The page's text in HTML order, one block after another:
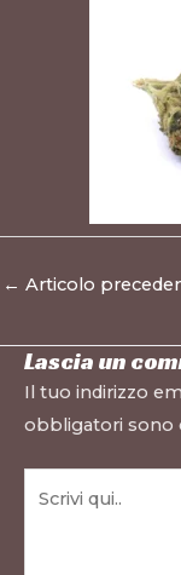
← Articolo
Lascia un
Il tuo indirizzo
obbligatori sono